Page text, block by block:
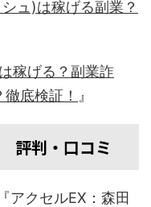
ュ)は稼げる副業？
稼げる？副業詐
底検証！
』
評判・口コミ
アクセルEX：森田